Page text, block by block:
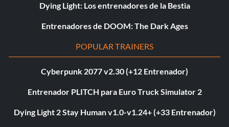
Dying Light: Los entrenadores de la Bestia
Entrenadores de DOOM: The Dark Ages
POPULAR TRAINERS
Cyberpunk 2077 v2.30 (+12 Entrenador)
Entrenador PLITCH para Euro Truck Simulator 2
Dying Light 2 Stay Human v1.0-v1.24+ (+33 Entrenador)